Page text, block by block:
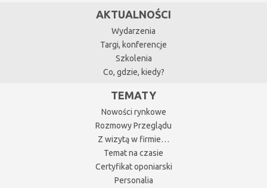
AKTUALNOŚCI
Wydarzenia
Targi, konferencje
Szkolenia
Co, gdzie, kiedy?
TEMATY
Nowości rynkowe
Rozmowy Przeglądu
Z wizytą w firmie…
Temat na czasie
Certyfikat oponiarski
Personalia